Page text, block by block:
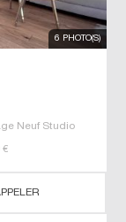
6 PHOTO(S)
Neuf Studio
€